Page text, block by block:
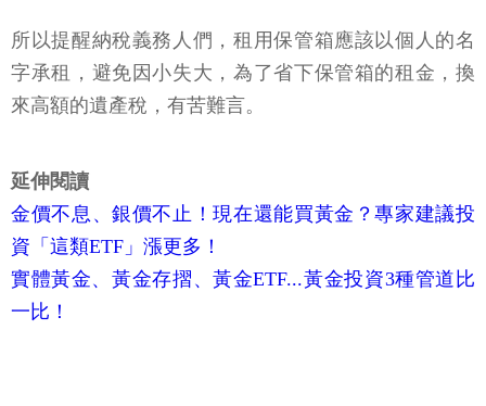
所以提醒納稅義務人們，租用保管箱應該以個人的名
字承租，避免因小失大，為了省下保管箱的租金，換
來高額的遺產稅，有苦難言。
延伸閱讀
金價不息、銀價不止！現在還能買黃金？專家建議投
資「這類ETF」漲更多！
實體黃金、黃金存摺、黃金ETF...黃金投資3種管道比
一比！